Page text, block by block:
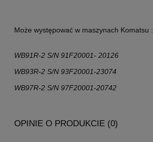
Może występować w maszynach Komatsu :
WB91R-2 S/N 91F20001- 20126
WB93R-2 S/N 93F20001-23074
WB97R-2 S/N 97F20001-20742
OPINIE O PRODUKCIE (0)